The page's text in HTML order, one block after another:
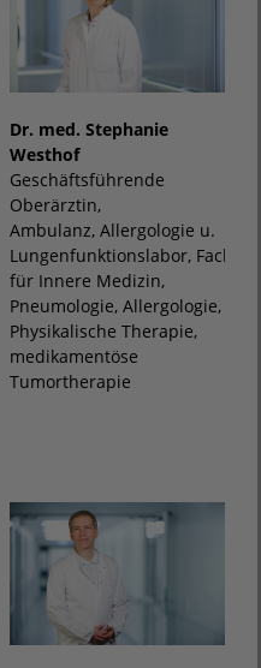
Dr. med. Stephanie
Westhof
Geschäftsführende
Oberärztin,
Ambulanz, Allergologie u.
Lungenfunktionslabor,
für Innere Medizin,
Pneumologie, Allergologie,
Physikalische Therapie,
medikamentöse
Tumortherapie